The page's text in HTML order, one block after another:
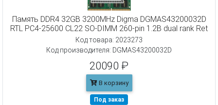
Память DDR4 32GB 3200MHz Digma DGMAS43200032D
RTL PC4-25600 CL22 SO-DIMM 260-pin 1.2В dual rank Ret
Код товара: 2023273
Код производителя: DGMAS43200032D
20090 ₽
В корзину
Под заказ